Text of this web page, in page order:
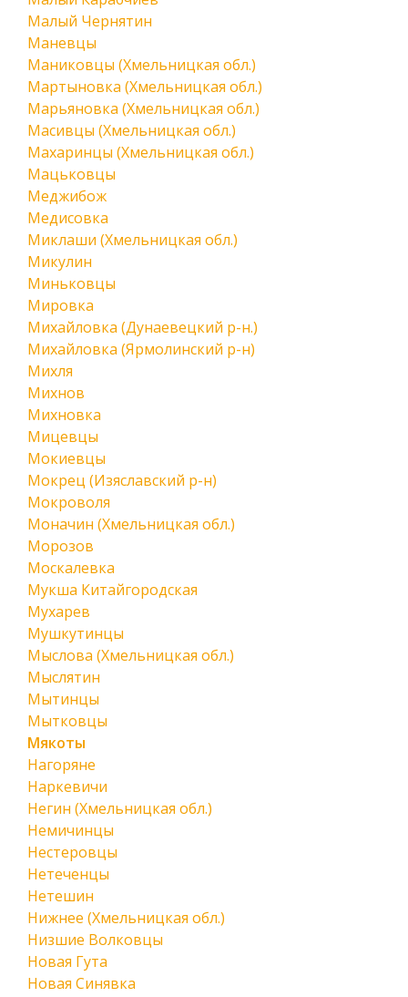
Малый Чернятин
Маневцы
Маниковцы (Хмельницкая обл.)
Мартыновка (Хмельницкая обл.)
Марьяновка (Хмельницкая обл.)
Масивцы (Хмельницкая обл.)
Махаринцы (Хмельницкая обл.)
Мацьковцы
Меджибож
Медисовка
Миклаши (Хмельницкая обл.)
Микулин
Миньковцы
Мировка
Михайловка (Дунаевецкий р-н.)
Михайловка (Ярмолинский р-н)
Михля
Михнов
Михновка
Мицевцы
Мокиевцы
Мокрец (Изяславский р-н)
Мокроволя
Моначин (Хмельницкая обл.)
Морозов
Москалевка
Мукша Китайгородская
Мухарев
Мушкутинцы
Мыслова (Хмельницкая обл.)
Мыслятин
Мытинцы
Мытковцы
Мякоты
Нагоряне
Наркевичи
Негин (Хмельницкая обл.)
Немичинцы
Нестеровцы
Нетеченцы
Нетешин
Нижнее (Хмельницкая обл.)
Низшие Волковцы
Новая Гута
Новая Синявка